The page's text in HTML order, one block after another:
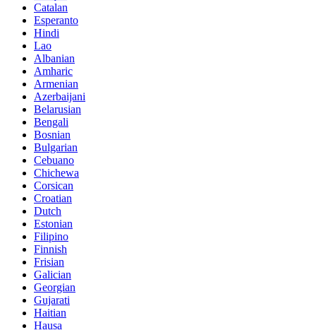
Catalan
Esperanto
Hindi
Lao
Albanian
Amharic
Armenian
Azerbaijani
Belarusian
Bengali
Bosnian
Bulgarian
Cebuano
Chichewa
Corsican
Croatian
Dutch
Estonian
Filipino
Finnish
Frisian
Galician
Georgian
Gujarati
Haitian
Hausa